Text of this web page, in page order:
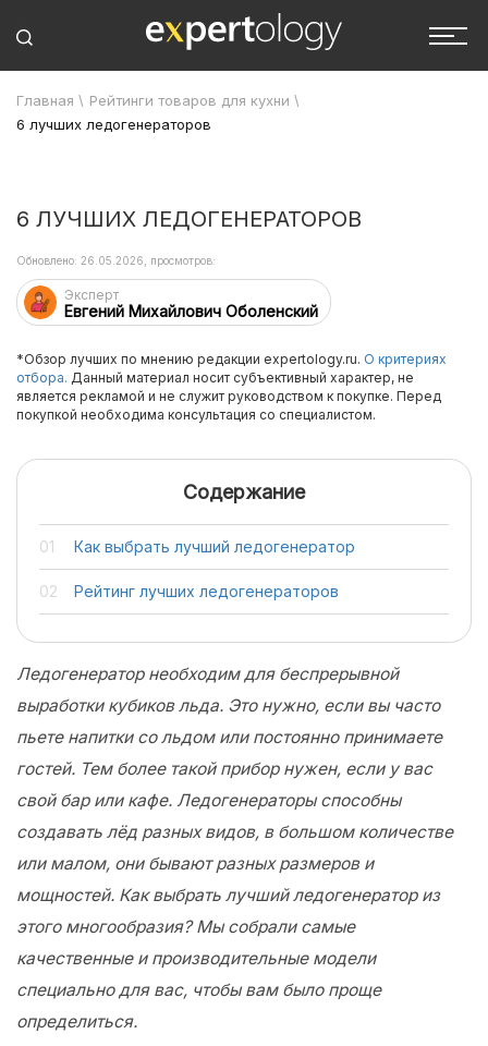
Главная \ Рейтинги товаров для кухни \
6 лучших ледогенераторов
6 ЛУЧШИХ ЛЕДОГЕНЕРАТОРОВ
Эксперт
Евгений Михайлович Оболенский
Обновлено: 26.05.2026, просмотров:
*Обзор лучших по мнению редакции expertology.ru. О критериях
отбора. Данный материал носит субъективный характер, не
является рекламой и не служит руководством к покупке. Перед
покупкой необходима консультация со специалистом.
Содержание
Как выбрать лучший ледогенератор
Рейтинг лучших ледогенераторов
Ледогенератор необходим для беспрерывной
выработки кубиков льда. Это нужно, если вы часто
пьете напитки со льдом или постоянно принимаете
гостей. Тем более такой прибор нужен, если у вас
свой бар или кафе. Ледогенераторы способны
создавать лёд разных видов, в большом количестве
или малом, они бывают разных размеров и
мощностей. Как выбрать лучший ледогенератор из
этого многообразия? Мы собрали самые
качественные и производительные модели
специально для вас, чтобы вам было проще
определиться.